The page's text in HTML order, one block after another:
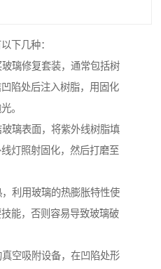
下几种：
璃修复套装，通常包括树
陷处后注入树脂，用固化
。
璃表面，将紫外线树脂填
灯照射固化，然后打磨至
利用玻璃的热膨胀特性使
能，否则容易导致玻璃破
空吸附设备，在凹陷处形